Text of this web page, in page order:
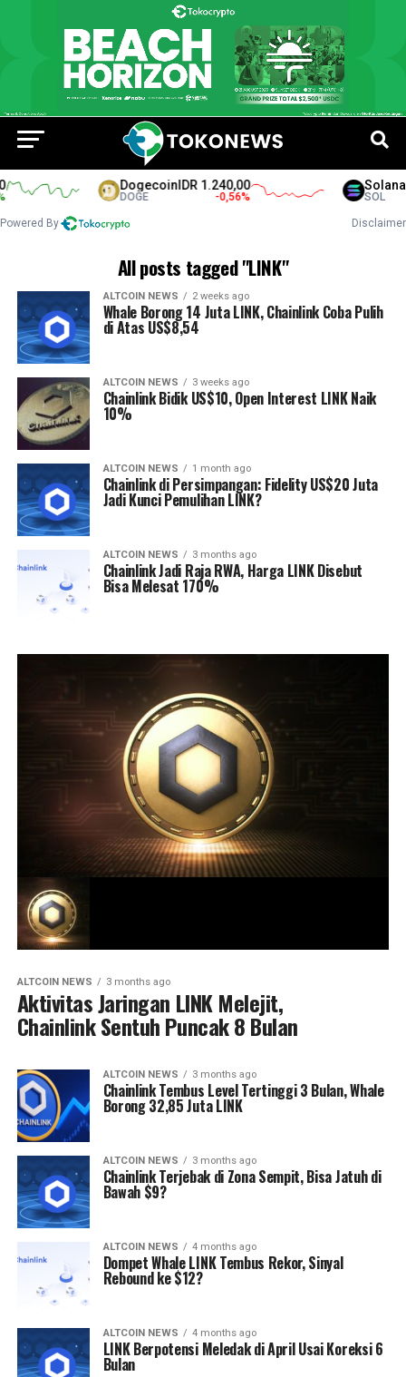
DogecoinIDR 1.240,00
DOGE -0,56%
Solana
SOL
Powered By Disclaimer
All posts tagged "LINK"
ALTCOIN NEWS 2 weeks ago
Whale Borong 14 Juta LINK, Chainlink Coba Pulih
di Atas US$8,54
ALTCOIN NEWS 3 weeks ago
Chainlink Bidik US$10, Open Interest LINK Naik
10%
ALTCOIN NEWS 1 month ago
Chainlink di Persimpangan: Fidelity US$20 Juta
Jadi Kunci Pemulihan LINK?
ALTCOIN NEWS 3 months ago
Chainlink Jadi Raja RWA, Harga LINK Disebut
Bisa Melesat 170%
ALTCOIN NEWS 3 months ago
Aktivitas Jaringan LINK Melejit,
Chainlink Sentuh Puncak 8 Bulan
ALTCOIN NEWS 3 months ago
Chainlink Tembus Level Tertinggi 3 Bulan, Whale
Borong 32,85 Juta LINK
ALTCOIN NEWS 3 months ago
Chainlink Terjebak di Zona Sempit, Bisa Jatuh di
Bawah $9?
ALTCOIN NEWS 4 months ago
Dompet Whale LINK Tembus Rekor, Sinyal
Rebound ke $12?
ALTCOIN NEWS 4 months ago
LINK Berpotensi Meledak di April Usai Koreksi 6
Bulan